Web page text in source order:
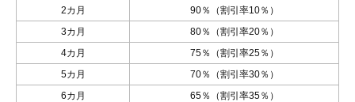
2カ月
90％（割引率10％）
3カ月
80％（割引率20％）
4カ月
75％（割引率25％）
5カ月
70％（割引率30％）
6カ月
65％（割引率35％）